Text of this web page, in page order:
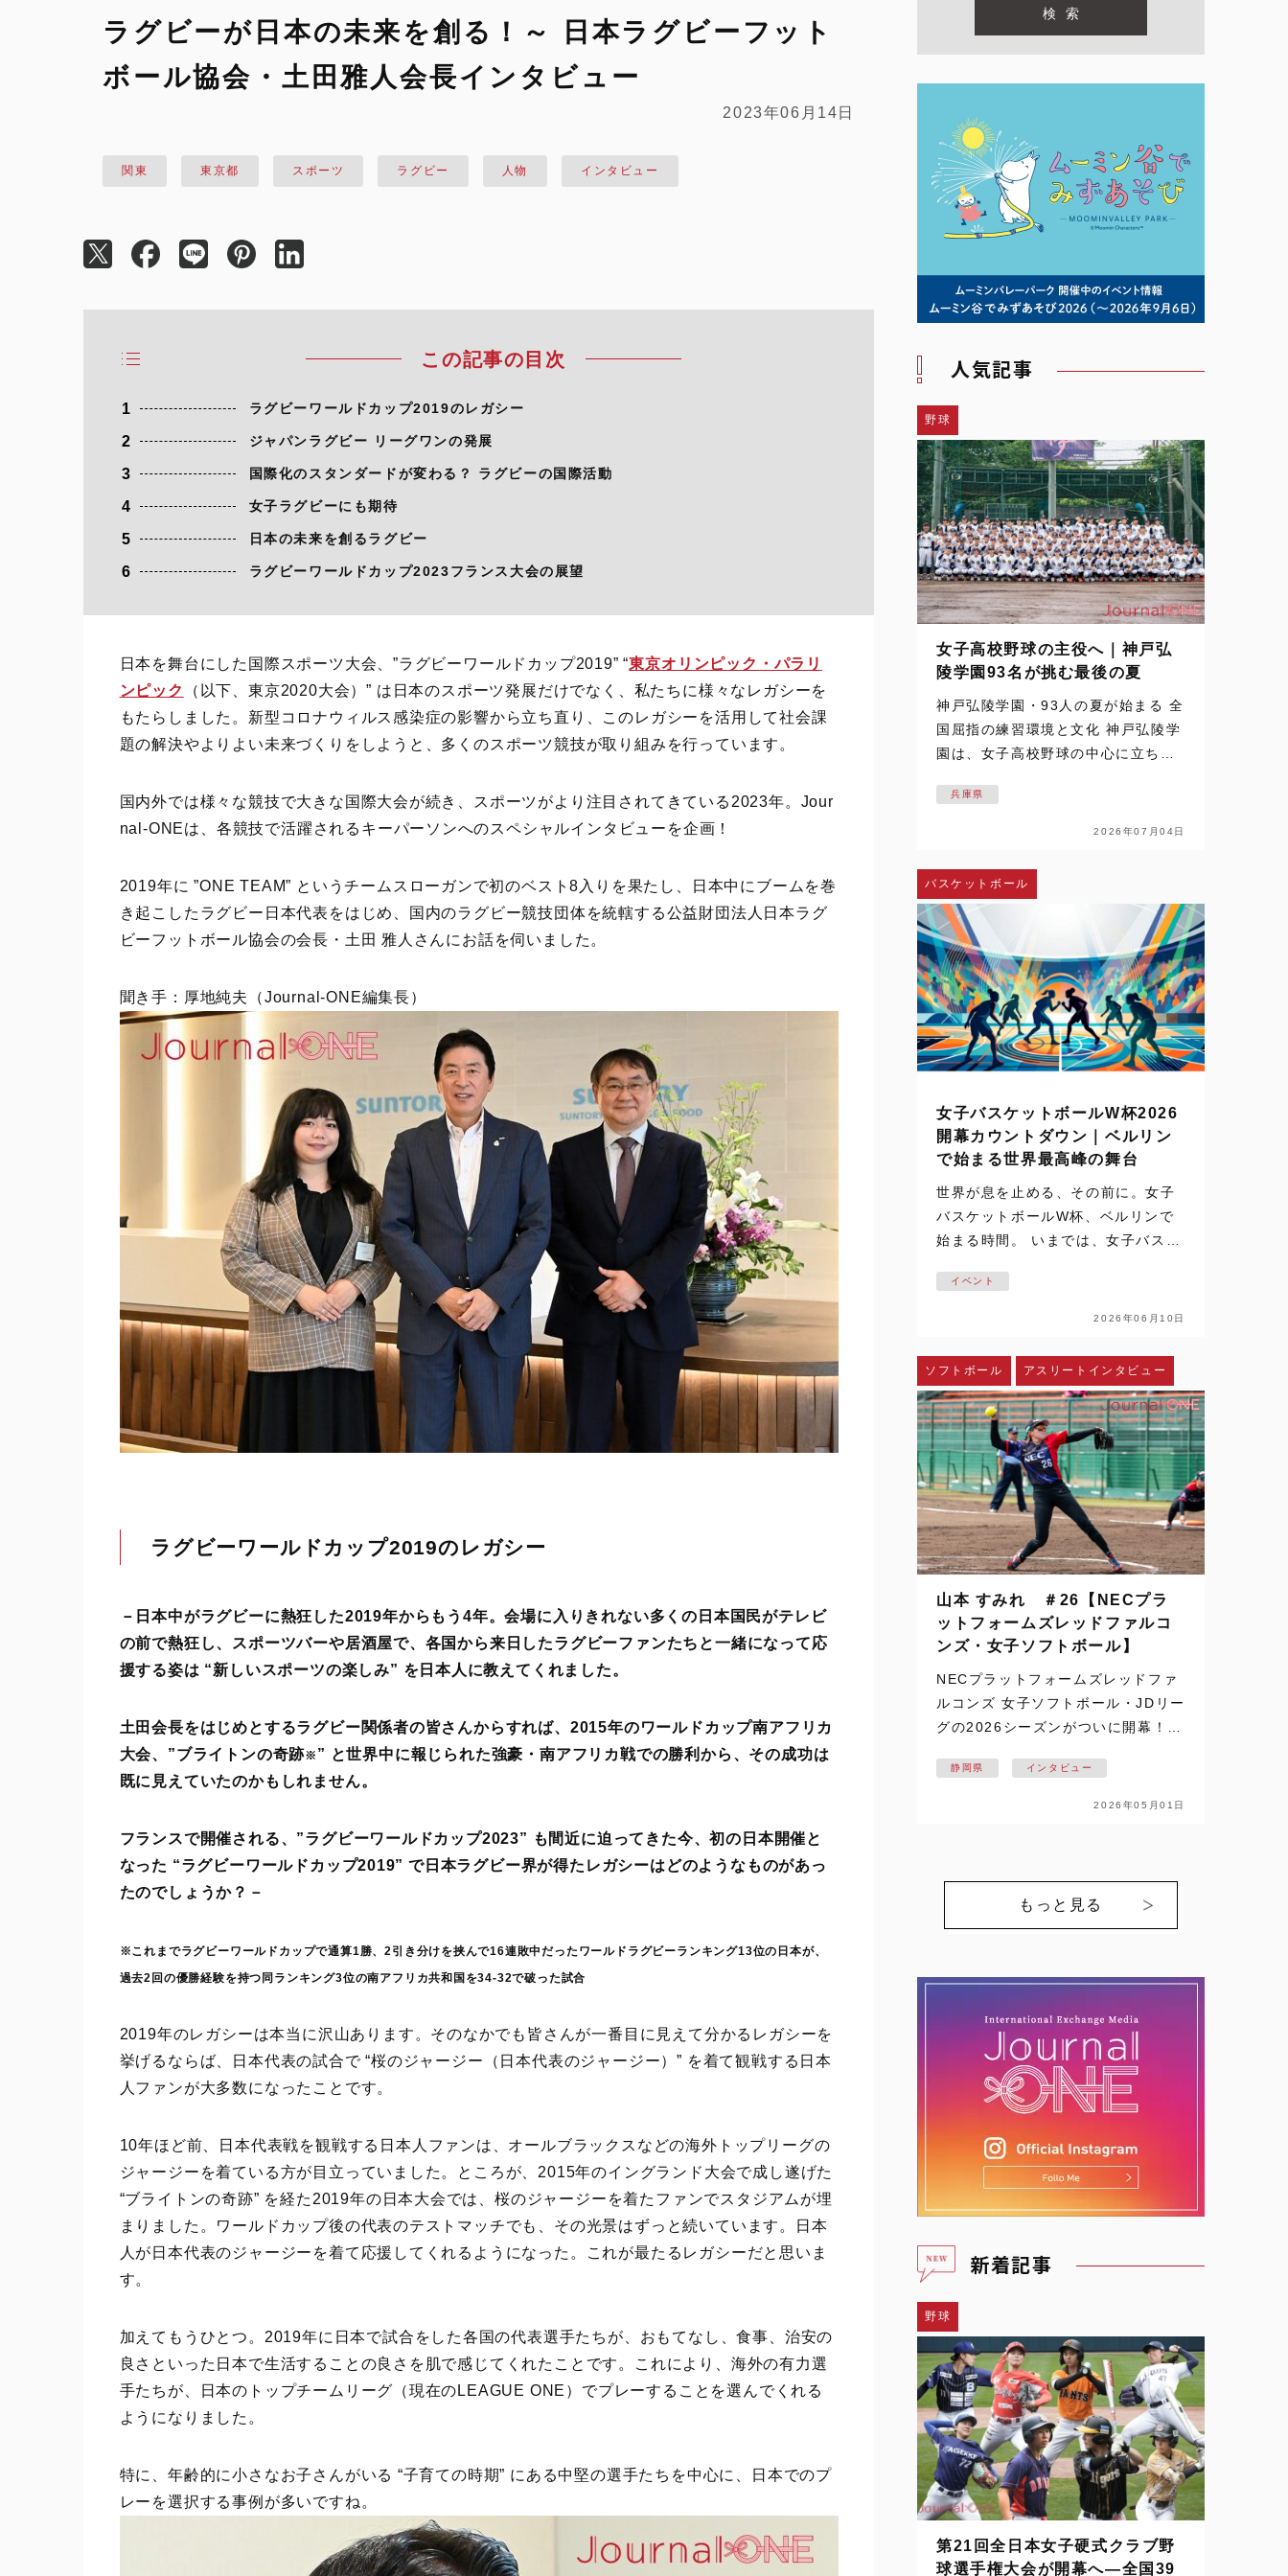
ラグビーが日本の未来を創る！～ 日本ラグビーフット
ボール協会・土田雅人会長インタビュー
2023年06月14日
関東 東京都 スポーツ ラグビー 人物 インタビュー
この記事の目次
1 ラグビーワールドカップ2019のレガシー
2 ジャパンラグビー リーグワンの発展
3 国際化のスタンダードが変わる？ ラグビーの国際活動
4 女子ラグビーにも期待
5 日本の未来を創るラグビー
6 ラグビーワールドカップ2023フランス大会の展望
日本を舞台にした国際スポーツ大会、”ラグビーワールドカップ2019” “東京オリンピック・パラリ
ンピック
（以下、東京2020大会）” は日本のスポーツ発展だけでなく、私たちに様々なレガシーを
もたらしました。新型コロナウィルス感染症の影響から立ち直り、このレガシーを活用して社会課
題の解決やよりよい未来づくりをしようと、多くのスポーツ競技が取り組みを行っています。
国内外では様々な競技で大きな国際大会が続き、スポーツがより注目されてきている2023年。Jour
nal-ONEは、各競技で活躍されるキーパーソンへのスペシャルインタビューを企画！
2019年に ”ONE TEAM” というチームスローガンで初のベスト8入りを果たし、日本中にブームを巻
き起こしたラグビー日本代表をはじめ、国内のラグビー競技団体を統轄する公益財団法人日本ラグ
ビーフットボール協会の会長・土田 雅人さんにお話を伺いました。
聞き手：厚地純夫（Journal-ONE編集長）
ラグビーワールドカップ2019のレガシー
－ 日本中がラグビーに熱狂した2019年からもう4年。会場に入りきれない多くの日本国民がテレビ
の前で熱狂し、スポーツバーや居酒屋で、各国から来日したラグビーファンたちと一緒になって応
援する姿は “新しいスポーツの楽しみ” を日本人に教えてくれました。
土田会長をはじめとするラグビー関係者の皆さんからすれば、2015年のワールドカップ南アフリカ
大会、”ブライトンの奇跡※ ” と世界中に報じられた強豪・南アフリカ戦での勝利から、その成功は
既に見えていたのかもしれません。
フランスで開催される、”ラグビーワールドカップ2023” も間近に迫ってきた今、初の日本開催と
なった “ラグビーワールドカップ2019” で日本ラグビー界が得たレガシーはどのようなものがあっ
たのでしょうか？－
※これまでラグビーワールドカップで通算1勝、2引き分けを挟んで16連敗中だったワールドラグビーランキング13位の日本が、
過去2回の優勝経験を持つ同ランキング3位の南アフリカ共和国を34-32で破った試合
2019年のレガシーは本当に沢山あります。そのなかでも皆さんが一番目に見えて分かるレガシーを
挙げるならば、日本代表の試合で “桜のジャージー（日本代表のジャージー）” を着て観戦する日本
人ファンが大多数になったことです。
10年ほど前、日本代表戦を観戦する日本人ファンは、オールブラックスなどの海外トップリーグの
ジャージーを着ている方が目立っていました。ところが、2015年のイングランド大会で成し遂げた
“ブライトンの奇跡” を経た2019年の日本大会では、桜のジャージーを着たファンでスタジアムが埋
まりました。ワールドカップ後の代表のテストマッチでも、その光景はずっと続いています。日本
人が日本代表のジャージーを着て応援してくれるようになった。これが最たるレガシーだと思いま
す。
加えてもうひとつ。2019年に日本で試合をした各国の代表選手たちが、おもてなし、食事、治安の
良さといった日本で生活することの良さを肌で感じてくれたことです。これにより、海外の有力選
手たちが、日本のトップチームリーグ（現在のLEAGUE ONE）でプレーすることを選んでくれる
ようになりました。
特に、年齢的に小さなお子さんがいる “子育ての時期” にある中堅の選手たちを中心に、日本でのプ
レーを選択する事例が多いですね。
人気記事
野球
女子高校野球の主役へ｜神戸弘
陵学園93名が挑む最後の夏
神戸弘陵学園・93人の夏が始まる 全
国屈指の練習環境と文化 神戸弘陵学
園は、女子高校野球の中心に立ち続
の夏を追った取材は、梅雨空の下で
始まった。通常なら練習の中止や縮
し、神戸弘陵学園の…
兵庫県
2026年07月04日
バスケットボール
女子バスケットボールW杯2026
開幕カウントダウン｜ベルリン
で始まる世界最高峰の舞台
世界が息を止める、その前に。女子
バスケットボールW杯、ベルリンで
始まる時間。 いまでは、女子バスケ
配信、SNSを通じて日常の風景にな
った。ハイライトや切り取られた一
る。さらに、時差のある国か…
イベント
2026年06月10日
ソフトボール アスリートインタビュー
山本 すみれ ＃26【NECプラ
ットフォームズレッドファルコ
ンズ・女子ソフトボール】
NECプラットフォームズレッドファ
ルコンズ 女子ソフトボール・JDリー
グの2026シーズンがついに開幕！！
の日本一を目指す【NECプラットフ
ォームズレッドファルコンズ】の戦
静岡県 インタビュー
2026年05月01日
もっと見る
新着記事
野球
第21回全日本女子硬式クラブ野
球選手権大会が開幕へ―全国39